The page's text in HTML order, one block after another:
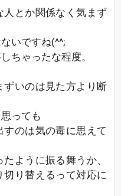
人とか関係なく気まず
いですね(^^;
ちゃったな程度。
ずいのは見た方より断
っても
のは気の毒に思えて
ように振る舞うか、
り替えるって対応に